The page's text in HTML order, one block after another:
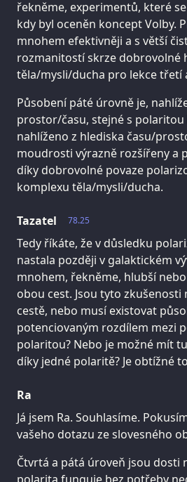
řekněme, experimentů, které
kdy byl oceněn koncept Volby.
mnohem efektivněji a s větší
rozmanitostí skrze dobrovolné
těla/mysli/ducha pro lekce třetí
Působení páté úrovně je,
prostor/času, stejné s polaritou
nahlíženo z hlediska času/
moudrosti výrazně rozšířeny a
díky dobrovolné povaze
komplexu těla/mysli/ducha.
78.25
Tazatel
Tedy říkáte, že v důsledku
nastala později v galaktickém
mnohem, řekněme, hlubší
obou cest. Jsou tyto zkušenosti
cestě, nebo musí existovat
potenciovaným rozdílem mezi
polaritou? Nebo je možné mít
díky jedné polaritě? Je obtížné
Ra
Já jsem Ra. Souhlasíme.
vašeho dotazu ze slovesného
Čtvrtá a pátá úroveň jsou dosti